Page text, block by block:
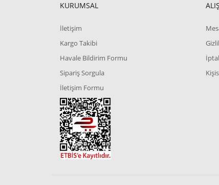
KURUMSAL
İletişim
Kargo Takibi
Havale Bildirim Formu
Sipariş Sorgula
İletişim Formu